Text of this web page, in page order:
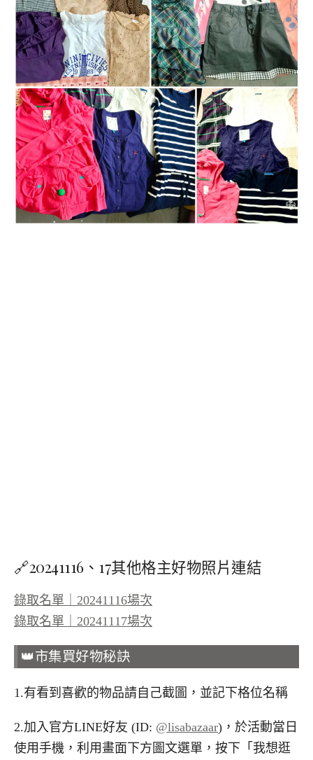
🔗20241116、17其他格主好物照片連結
錄取名單｜20241116場次
錄取名單｜20241117場次
👑市集買好物秘訣
1.有看到喜歡的物品請自己截圖，並記下格位名稱
2.加入官方LINE好友 (ID: @lisabazaar)，於活動當日
使用手機，利用畫面下方圖文選單，按下「我想逛